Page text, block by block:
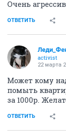
Очень
ОТВЕТИТЬ
activist
22 марта
Может кому
помыть
за 1000р.
ОТВЕТИТЬ